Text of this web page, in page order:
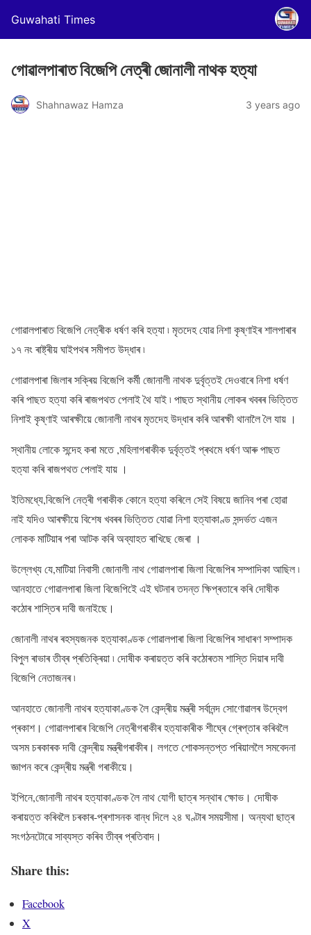
Guwahati Times
গোৱালপাৰাত বিজেপি নেত্ৰী জোনালী নাথক হত্যা
Shahnawaz Hamza 3 years ago
গোৱালপাৰাত বিজেপি নেত্ৰীক ধৰ্ষণ কৰি হত্যা ৷ মৃতদেহ যোৱ নিশা কৃষ্ণাইৰ শালপাৰাৰ
১৭ নং ৰাষ্ট্ৰীয় ঘাইপথৰ সমীপত উদ্ধাৰ ৷
গোৱালপাৰা জিলাৰ সক্ৰিয় বিজেপি কৰ্মী জোনালী নাথক দুৰ্বৃত্তই দেওবাৰে নিশা ধৰ্ষণ
কৰি পাছত হত্যা কৰি ৰাজপথত পেলাই থৈ যাই ৷ পাছত স্থানীয় লোকৰ খবৰৰ ভিত্তিত
নিশাই কৃষ্ণাই আৰক্ষীয়ে জোনালী নাথৰ মৃতদেহ উদ্ধাৰ কৰি আৰক্ষী থানালৈ লৈ যায় ।
স্থানীয় লোকে সন্দেহ কৰা মতে ,মহিলাগৰাকীক দুৰ্বৃত্তই প্ৰথমে ধৰ্ষণ আৰু পাছত
হত্যা কৰি ৰাজপথত পেলাই যায় ।
ইতিমধ্যে,বিজেপি নেত্ৰী গৰাকীক কোনে হত্যা কৰিলে সেই বিষয়ে জানিব পৰা হোৱা
নাই যদিও আৰক্ষীয়ে বিশেষ খবৰৰ ভিত্তিত যোৱা নিশা হত্যাকাণ্ড সন্দৰ্ভত এজন
লোকক মাটিয়াৰ পৰা আটক কৰি অব্যাহত ৰাখিছে জেৰা ।
উল্লেখ্য যে,মাটিয়া নিবাসী জোনালী নাথ গোৱালপাৰা জিলা বিজেপিৰ সম্পাদিকা আছিল ৷
আনহাতে গোৱালপাৰা জিলা বিজেপিইে এই ঘটনাৰ তদন্ত ক্ষিপ্ৰতাৰে কৰি দোষীক
কঠোৰ শাস্তিৰ দাবী জনাইছে।
জোনালী নাথৰ ৰহস্যজনক হত্যাকাণ্ডক গোৱালপাৰা জিলা বিজেপিৰ সাধাৰণ সম্পাদক
বিপুল ৰাভাৰ তীব্ৰ প্ৰতিক্ৰিয়া ৷ দোষীক কৰায়ত্ত কৰি কঠোৰতম শাস্তি দিয়াৰ দাবী
বিজেপি নেতাজনৰ ৷
আনহাতে জোনালী নাথৰ হত্যাকাণ্ডক লৈ কেন্দ্ৰীয় মন্ত্ৰী সৰ্বানন্দ সোণোৱালৰ উদ্বেগ
প্ৰকাশ। গোৱালপাৰাৰ বিজেপি নেত্ৰীগৰাকীৰ হত্যাকাৰীক শীঘ্ৰে গ্ৰেপ্তাৰ কৰিবলৈ
অসম চৰকাৰক দাবী কেন্দ্ৰীয় মন্ত্ৰীগৰাকীৰ। লগতে শোকসন্তপ্ত পৰিয়াললৈ সমবেদনা
জ্ঞাপন কৰে কেন্দ্ৰীয় মন্ত্ৰী গৰাকীয়ে।
ইপিনে,জোনালী নাথৰ হত্যাকাণ্ডক লৈ নাথ যোগী ছাত্ৰ সন্থাৰ ক্ষোভ। দোষীক
কৰায়ত্ত কৰিবলৈ চৰকাৰ-প্ৰশাসনক বান্ধ দিলে ২৪ ঘণ্টাৰ সময়সীমা। অন্যথা ছাত্ৰ
সংগঠনটোৱে সাব্যস্ত কৰিব তীব্ৰ প্ৰতিবাদ।
Share this:
Facebook
X